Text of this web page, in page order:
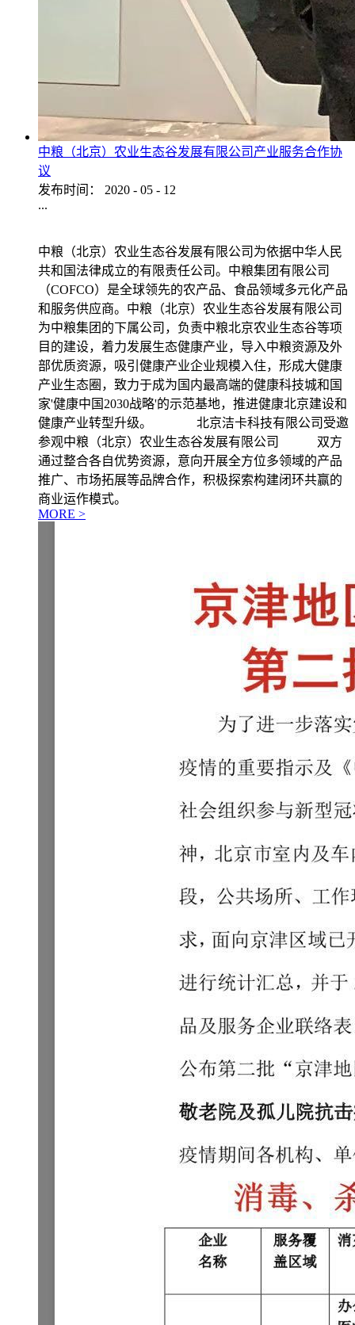
中粮（北京）农业生态谷发展有限公司产业服务合作协
议
发布时间：
2020 - 05 - 12
...
中粮（北京）农业生态谷发展有限公司为依据中华人民
共和国法律成立的有限责任公司。中粮集团有限公司
（COFCO）是全球领先的农产品、食品领域多元化产品
和服务供应商。中粮（北京）农业生态谷发展有限公司
为中粮集团的下属公司，负责中粮北京农业生态谷等项
目的建设，着力发展生态健康产业，导入中粮资源及外
部优质资源，吸引健康产业企业规模入住，形成大健康
产业生态圈，致力于成为国内最高端的健康科技城和国
家'健康中国2030战略'的示范基地，推进健康北京建设和
健康产业转型升级。 北京洁卡科技有限公司受邀
参观中粮（北京）农业生态谷发展有限公司 双方
通过整合各自优势资源，意向开展全方位多领域的产品
推广、市场拓展等品牌合作，积极探索构建闭环共赢的
商业运作模式。
MORE >